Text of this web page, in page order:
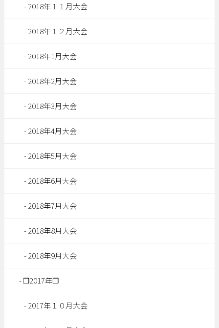
2018年１１月大会
2018年１２月大会
2018年1月大会
2018年2月大会
2018年3月大会
2018年4月大会
2018年5月大会
2018年6月大会
2018年7月大会
2018年8月大会
2018年9月大会
❒2017年❒
2017年１０月大会